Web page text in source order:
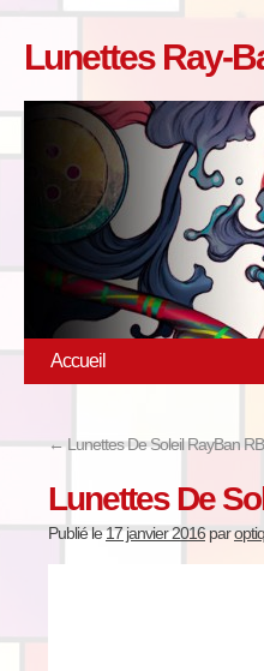
Lunettes Ray-
Accueil
← Lunettes De Soleil RayBan
Lunettes De
Publié le17 janvier 2016 par